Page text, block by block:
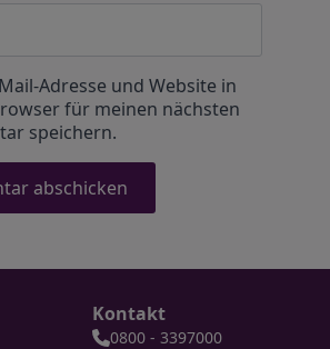
Adresse und Website in
für meinen nächsten
speichern.
Kontakt
0800 - 3397000